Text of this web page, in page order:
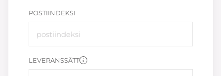
POSTIINDEKSI
LEVERANSSÄTT